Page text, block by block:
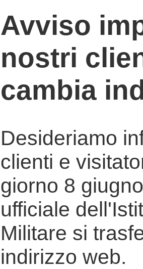
Avviso
nostri
cambia
Desideriamo
clienti e
giorno 8
ufficiale
Militare si
indirizzo web.